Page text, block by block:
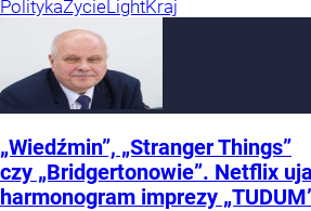
PolitykaŻycieLightKraj
„Wiedźmin”, „Stranger Things”
czy „Bridgertonowie”. Netflix
harmonogram imprezy